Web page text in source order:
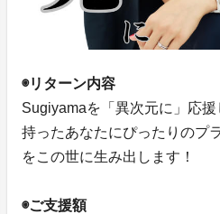
◉リターン内容
Sugiyamaを「異次元に」応
持ったあなたにぴったりのプ
をこの世に生み出します！
◉ご支援額